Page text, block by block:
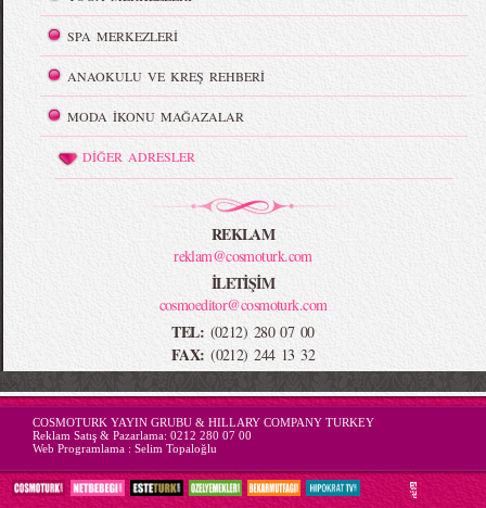
SPA MERKEZLERİ
ANAOKULU VE KREŞ REHBERİ
MODA İKONU MAĞAZALAR
DİĞER ADRESLER
REKLAM
reklam@cosmoturk.com
İLETİŞİM
cosmoeditor@cosmoturk.com
TEL: (0212) 280 07 00
FAX: (0212) 244 13 32
-->
COSMOTURK YAYIN GRUBU & HILLARY COMPANY TURKEY
Reklam Satış & Pazarlama: 0212 280 07 00
Web Programlama : Selim Topaloğlu